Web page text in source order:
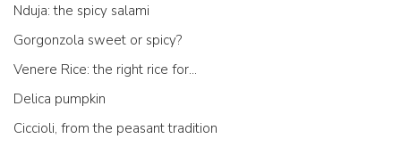
Nduja: the spicy salami
Gorgonzola sweet or spicy?
Venere Rice: the right rice for...
Delica pumpkin
Ciccioli, from the peasant tradition